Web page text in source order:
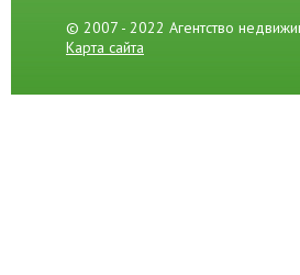
© 2007 - 2022 Агентство
Карта сайта